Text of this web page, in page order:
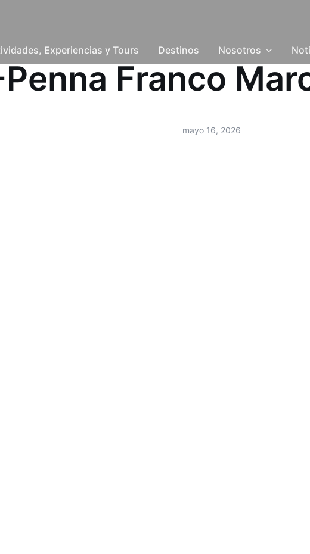
Experiencias y Tours Destinos Nosotros
Franco
mayo 16, 2026